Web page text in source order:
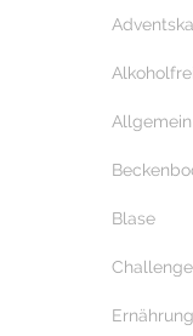
Alkoholfrei
Allgemein
Blase
Challenge
Ernährung